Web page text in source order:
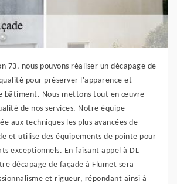
73, nous pouvons réaliser un décapage de
pour préserver l'apparence et
bâtiment. Nous mettons tout en œuvre
de nos services. Notre équipe
aux techniques les plus avancées de
et utilise des équipements de pointe pour
exceptionnels. En faisant appel à DL
décapage de façade à Flumet sera
et rigueur, répondant ainsi à